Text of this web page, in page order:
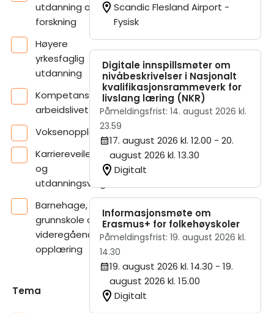
utdanning og
forskning
Høyere
yrkesfaglig
utdanning
Kompetanse i
arbeidslivet
Voksenopplæring
Karriereveiledning
og
utdanningsvalg
Barnehage,
grunnskole og
videregående
opplæring
Tema
Scandic Flesland Airport -
Fysisk
Digitale innspillsmøter om
nivåbeskrivelser i Nasjonalt
kvalifikasjonsrammeverk for
livslang læring (NKR)
Påmeldingsfrist: 14. august 2026 kl.
23.59
17. august 2026 kl. 12.00 - 20.
august 2026 kl. 13.30
Digitalt
Informasjonsmøte om
Erasmus+ for folkehøyskoler
Påmeldingsfrist: 19. august 2026 kl.
14.30
19. august 2026 kl. 14.30 - 19.
august 2026 kl. 15.00
Digitalt